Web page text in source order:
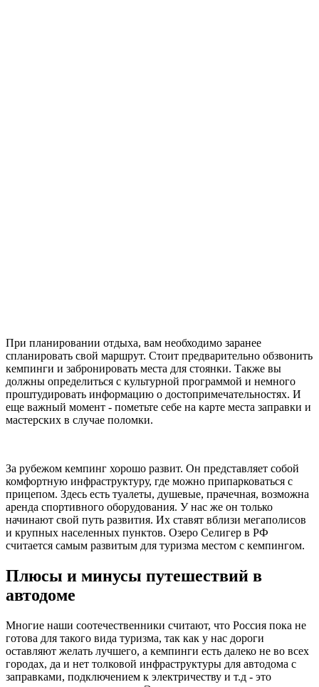
При планировании отдыха, вам необходимо заранее
спланировать свой маршрут. Стоит предварительно обзвонить
кемпинги и забронировать места для стоянки. Также вы
должны определиться с культурной программой и немного
проштудировать информацию о достопримечательностях. И
еще важный момент - пометьте себе на карте места заправки и
мастерских в случае поломки.
За рубежом кемпинг хорошо развит. Он представляет собой
комфортную инфраструктуру, где можно припарковаться с
прицепом. Здесь есть туалеты, душевые, прачечная, возможна
аренда спортивного оборудования. У нас же он только
начинают свой путь развития. Их ставят вблизи мегаполисов
и крупных населенных пунктов. Озеро Селигер в РФ
считается самым развитым для туризма местом с кемпингом.
Плюсы и минусы путешествий в
автодоме
Многие наши соотечественники считают, что Россия пока не
готова для такого вида туризма, так как у нас дороги
оставляют желать лучшего, а кемпинги есть далеко не во всех
городах, да и нет толковой инфраструктуры для автодома с
заправками, подключением к электричеству и т.д - это